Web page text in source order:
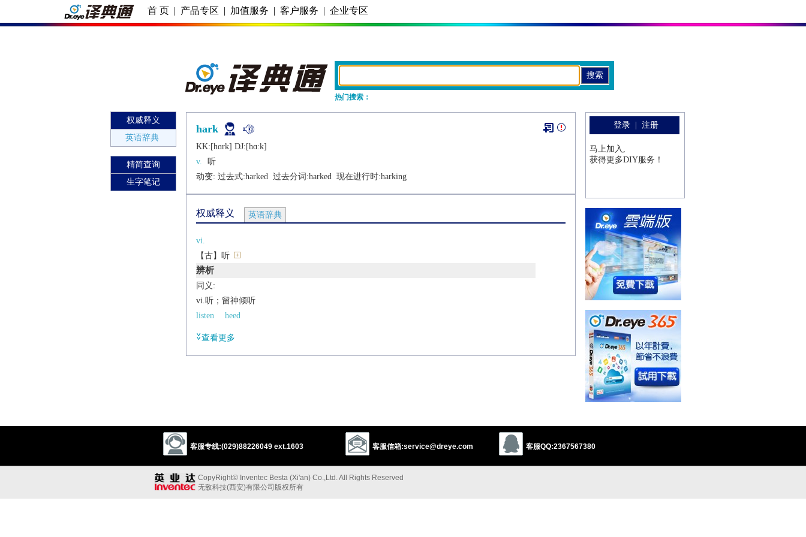
首 页 | 产品专区 | 加值服务 | 客户服务 | 企业专区
热门搜索：
权威释义
英语辞典
精简查询
生字笔记
hark
KK:[hɑrk] DJ:[hɑːk]
v.
听
动变: 过去式:harked 过去分词:harked 现在进行时:harking
权威释义 英语辞典
vi.
【古】听
辨析
同义:
vi.听；留神倾听
listen
heed
以上来源于：《简明牛津英语词典》
查看更多
客服专线:(029)88226049 ext.1603 客服信箱:service@dreye.com 客服QQ:2367567380
CopyRight© Inventec Besta (Xi'an) Co.,Ltd. All Rights Reserved
无敌科技(西安)有限公司版权所有